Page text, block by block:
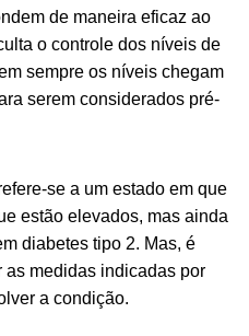
de maneira eficaz ao
o controle dos níveis de
sempre os níveis chegam
serem considerados pré-
se a um estado em que
estão elevados, mas ainda
diabetes tipo 2. Mas, é
as medidas indicadas por
a condição.